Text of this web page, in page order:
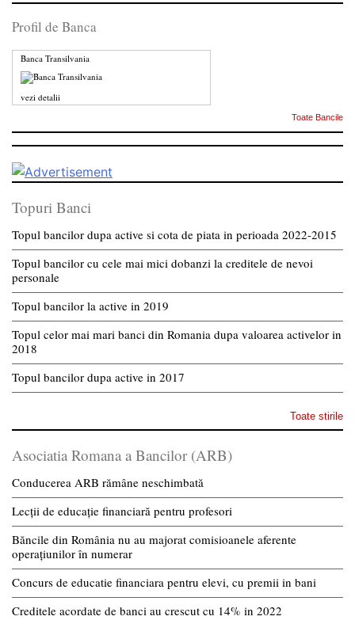
Profil de Banca
Banca Transilvania
vezi detalii
Toate Bancile
Topuri Banci
Topul bancilor dupa active si cota de piata in perioada 2022-2015
Topul bancilor cu cele mai mici dobanzi la creditele de nevoi
personale
Topul bancilor la active in 2019
Topul celor mai mari banci din Romania dupa valoarea activelor in
2018
Topul bancilor dupa active in 2017
Toate stirile
Asociatia Romana a Bancilor (ARB)
Conducerea ARB rămâne neschimbată
Lecții de educație financiară pentru profesori
Băncile din România nu au majorat comisioanele aferente
operațiunilor în numerar
Concurs de educatie financiara pentru elevi, cu premii in bani
Creditele acordate de banci au crescut cu 14% in 2022